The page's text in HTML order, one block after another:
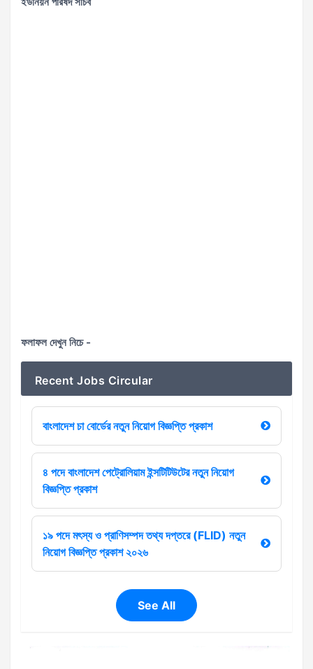
ফলাফল দেখুন নিচে -
Recent Jobs Circular
বাংলাদেশ চা বোর্ডের নতুন নিয়োগ বিজ্ঞপ্তি প্রকাশ
৪ পদে বাংলাদেশ পেট্রোলিয়াম ইন্সটিটিউটের নতুন নিয়োগ
বিজ্ঞপ্তি প্রকাশ
১৯ পদে মৎস্য ও প্রাণিসম্পদ তথ্য দপ্তরে (FLID) নতুন
নিয়োগ বিজ্ঞপ্তি প্রকাশ ২০২৬
See All